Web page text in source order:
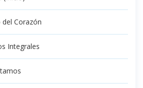
Corazón
Integrales